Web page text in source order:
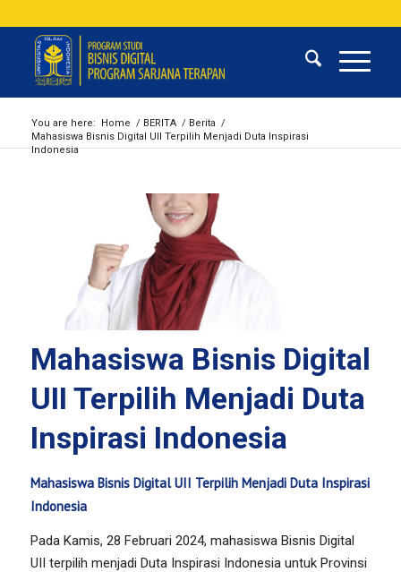
You are here: Home / BERITA / Berita /
Mahasiswa Bisnis Digital UII Terpilih Menjadi Duta Inspirasi
Indonesia
Mahasiswa Bisnis Digital
UII Terpilih Menjadi Duta
Inspirasi Indonesia
Mahasiswa Bisnis Digital UII Terpilih Menjadi Duta Inspirasi
Indonesia
Pada Kamis, 28 Februari 2024, mahasiswa Bisnis Digital
UII terpilih menjadi Duta Inspirasi Indonesia untuk Provinsi